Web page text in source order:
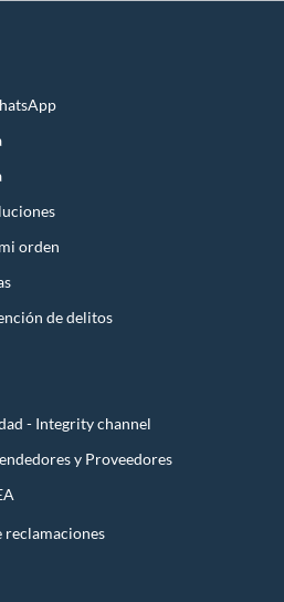
orden
de delitos
- Integrity channel
y Proveedores
reclamaciones